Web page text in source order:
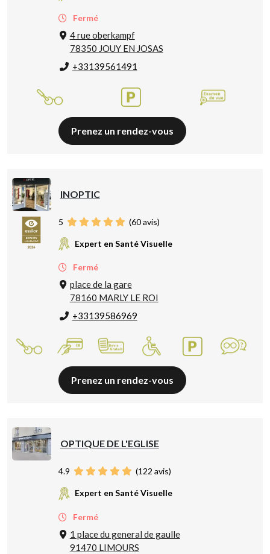
Fermé
4 rue oberkampf
78350 JOUY EN JOSAS
+33139561491
Prenez un rendez-vous
INOPTIC
5 (60avis)
Expert en Santé Visuelle
Fermé
place de la gare
78160 MARLY LE ROI
+33139586969
Prenez un rendez-vous
OPTIQUE DE L'EGLISE
4.9 (122 avis)
Expert en Santé Visuelle
Fermé
1 place du general de gaulle
91470 LIMOURS